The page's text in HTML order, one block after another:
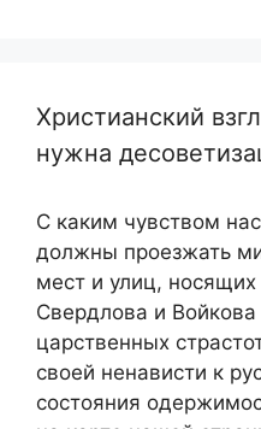
Христианский
нужна
С каким чувством
должны проезжать
мест и улиц,
Свердлова и
царственных
своей ненависти к
состояния